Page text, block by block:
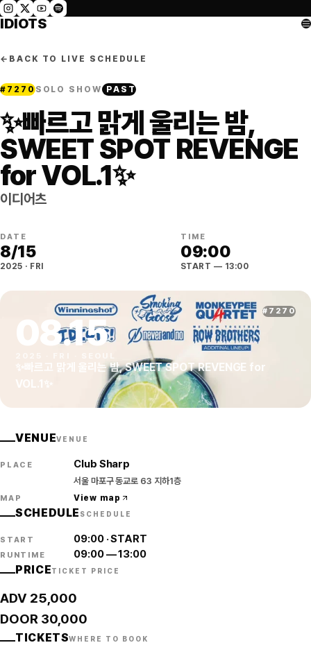
IDIOTS
← BACK TO LIVE SCHEDULE
# 7270SOLO SHOW PAST
✨빠르고 맑게 울리는 밤,
SWEET SPOT REVENGE
for VOL.1✨
이디어츠
DATE
8/15
2025 · FRI
TIME
09:00
START — 13:00
# 7270
08.15
✨빠르고 맑게 울리는 밤, SWEET SPOT REVENGE for
VOL.1✨
VENUEVENUE
PLACE Club Sharp
서울 마포구 동교로 63 지하1층
MAP View map
SCHEDULE SCHEDULE
START 09:00·START
RUNTIME 09:00—13:00
PRICETICKET PRICE
ADV 25,000
DOOR 30,000
TICKETSWHERE TO BOOK